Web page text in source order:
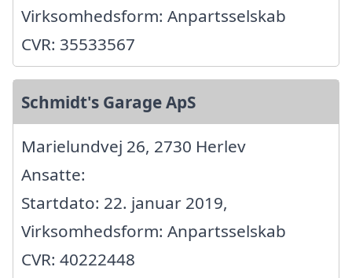
Virksomhedsform: Anpartsselskab
CVR: 35533567
Schmidt's Garage ApS
Marielundvej 26, 2730 Herlev
Ansatte:
Startdato: 22. januar 2019,
Virksomhedsform: Anpartsselskab
CVR: 40222448